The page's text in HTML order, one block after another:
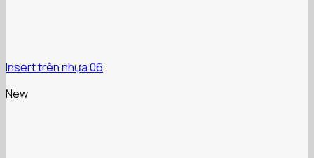
Insert trên nhựa 06
New